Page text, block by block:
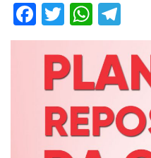
Facebook
Twitter